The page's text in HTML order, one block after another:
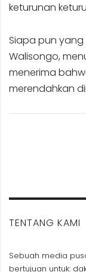
keturunan
Siapa pun
Walisongo,
menerima
merendahkan
TENTANG KAMI
Sebuah media
bertujuan untuk: